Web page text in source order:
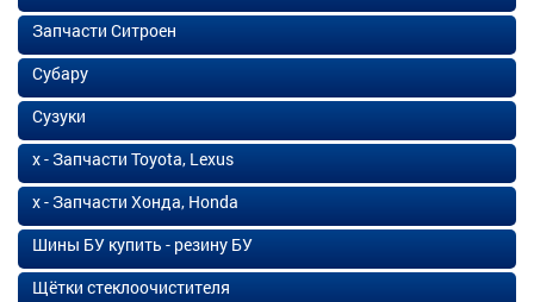
Запчасти Ситроен
Субару
Сузуки
х - Запчасти Toyota, Lexus
х - Запчасти Хонда, Honda
Шины БУ купить - резину БУ
Щётки стеклоочистителя